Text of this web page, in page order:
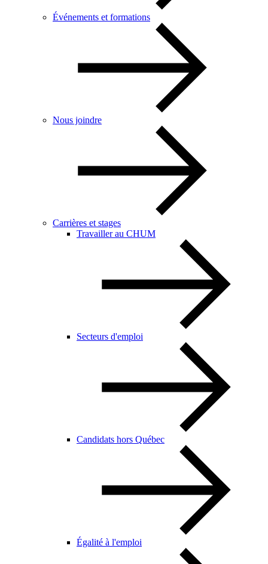
Événements et formations
Nous joindre
Carrières et stages
Travailler au CHUM
Secteurs d'emploi
Candidats hors Québec
Égalité à l'emploi